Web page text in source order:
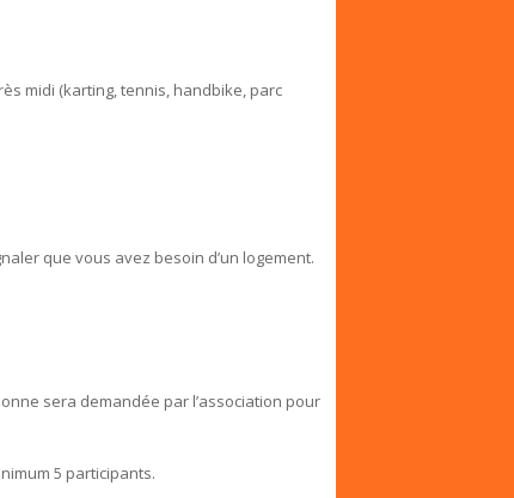
midi (karting, tennis, handbike, parc
que vous avez besoin d’un logement.
sera demandée par l’association pour
5 participants.